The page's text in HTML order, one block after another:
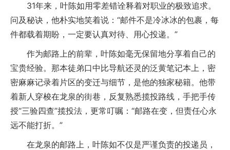
31年来，叶陈如用零差错诠释着对职业的极致追求。
问及秘诀，他朴实地笑着说：“邮件不是冷冰冰的包裹，每
件都载着期盼，一定要认真对待、用心投递。”
作为邮路上的前辈，叶陈如毫无保留地分享着自己的
宝贵经验。那本徒弟口中比导航还灵的泛黄笔记本上，密
密麻麻记录着片区的变迁与细节，是他的独家秘籍。他带
着新人穿梭在龙泉的街巷，反复熟悉揽投路线，手把手传
授“三验四查”揽投法，更常叮嘱：“邮路在变，但责任心永
远不能打折。”
在龙泉的邮路上，叶陈如不仅是严谨负责的投递员，